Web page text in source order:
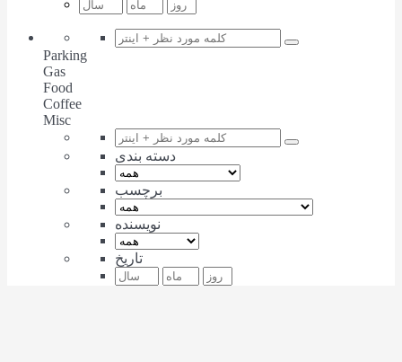
Parking
Gas
Food
Coffee
Misc
دسته بندی
برچسب
نویسنده
تاریخ